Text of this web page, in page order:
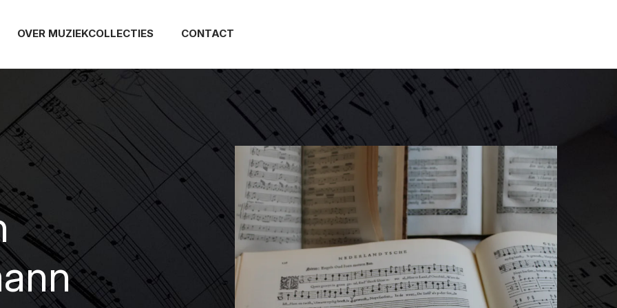
OVER MUZIEKCOLLECTIES CONTACT
Afbeelding